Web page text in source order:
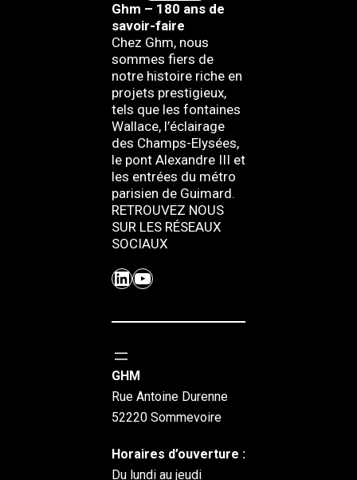
Ghm – 180 ans de
savoir-faire
Chez Ghm, nous
sommes fiers de
notre histoire riche en
projets prestigieux,
tels que les fontaines
Wallace, l’éclairage
des Champs-Elysées,
le pont Alexandre III et
les entrées du métro
parisien de Guimard.
RETROUVEZ NOUS
SUR LES RÉSEAUX
SOCIAUX
LinkedIn YouTube
GHM
Rue Antoine Durenne
52220 Sommevoire
Horaires d’ouverture :
Du lundi au jeudi